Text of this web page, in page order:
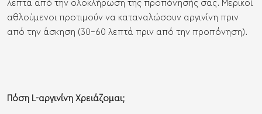
λεπτά από την ολοκλήρωση της προπόνησής σας. Μερικοί
αθλούμενοι προτιμούν να καταναλώσουν αργινίνη πριν
από την άσκηση (30-60 λεπτά πριν από την προπόνηση).
Πόση L-αργινίνη Χρειάζομαι;